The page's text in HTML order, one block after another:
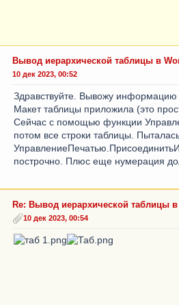
Вывод иерархической таблицы в
10 дек 2023, 00:52
Здравствуйте. Вывожу
Макет таблицы приложила (это
Сейчас с помощью функции
потом все строки таблицы.
построчно. Плюс еще нумерация
Re: Вывод иерархической таблицы
10 дек 2023, 00:54